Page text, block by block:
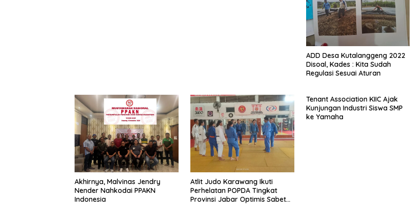
ADD Desa Kutalanggeng 2022
Disoal, Kades : Kita Sudah
Regulasi Sesuai Aturan
Akhirnya, Malvinas Jendry
Nender Nahkodai PPAKN
Indonesia
Atlit Judo Karawang Ikuti
Perhelatan POPDA Tingkat
Provinsi Jabar Optimis Sabet
Tenant Association KIIC Ajak
Kunjungan Industri Siswa SMP
ke Yamaha